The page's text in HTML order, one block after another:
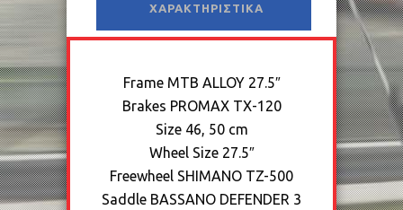
ΧΑΡΑΚΤΗΡΙΣΤΙΚΆ
Frame MTB ALLOY 27.5″
Brakes PROMAX TX-120
Size 46, 50 cm
Wheel Size 27.5″
Freewheel SHIMANO TZ-500
Saddle BASSANO DEFENDER 3